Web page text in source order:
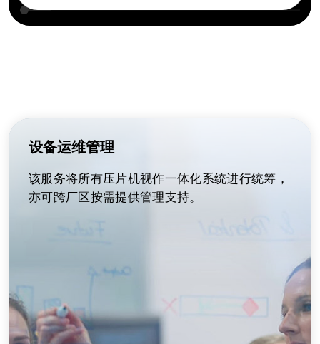
设备运维管理
该服务将所有压片机视作一体化系统进行统筹，
亦可跨厂区按需提供管理支持。